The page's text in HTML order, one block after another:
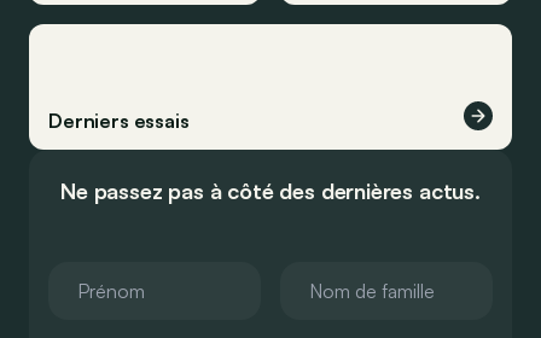
Derniers essais
Ne passez pas à côté des dernières actus.